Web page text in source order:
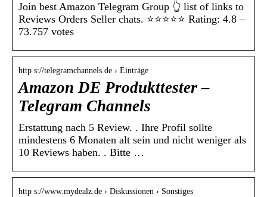
Join best Amazon Telegram Group 👆 list of links to
Reviews Orders Seller chats. ⭐⭐⭐⭐⭐ Rating: 4.8 –
73.757 votes
http s://telegramchannels.de › Einträge
Amazon DE Produkttester –
Telegram Channels
Erstattung nach 5 Review. . Ihre Profil sollte
mindestens 6 Monaten alt sein und nicht weniger als
10 Reviews haben. . Bitte …
http s://www.mydealz.de › Diskussionen › Sonstiges